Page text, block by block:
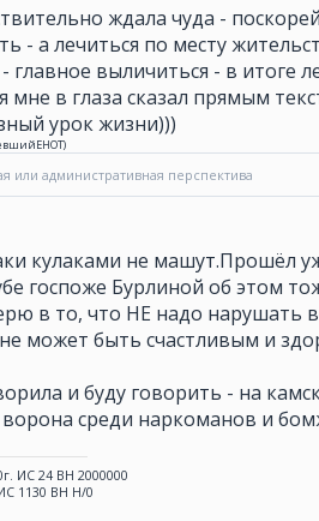
ждала чуда -
- а лечиться по месту
главное выличиться - в
мне в глаза сказал прямым
урок жизни)))
)
или административная перспектива
кулаками не машут.Прошёл
госпоже Бурлиной об этом
в то, что НЕ надо нарушать
может быть счастливым и
и буду говорить - на
ворона среди наркоманов и
ИС 24 ВН 2000000
1130 ВН Н/0